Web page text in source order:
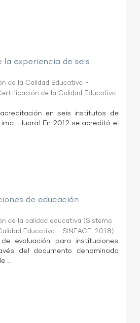
experiencia de seis
de la Calidad Educativa -
de la Calidad Educativa
en seis institutos de
Huaral. En 2012 se acreditó el
de educación
de la calidad educativa (Sistema
Educativa - SINEACE, 2018)
evaluación para instituciones
del documento denominado
...